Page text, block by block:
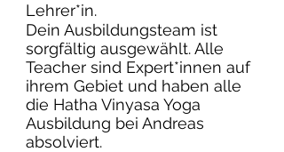
Lehrer*in.
Dein Ausbildungsteam ist
sorgfältig ausgewählt. Alle
Teacher sind Expert*innen auf
ihrem Gebiet und haben alle
die Hatha Vinyasa Yoga
Ausbildung bei Andreas
absolviert.